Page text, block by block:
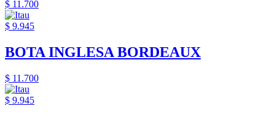
$ 11.700
$ 9.945
BOTA INGLESA BORDEAUX
$ 11.700
$ 9.945